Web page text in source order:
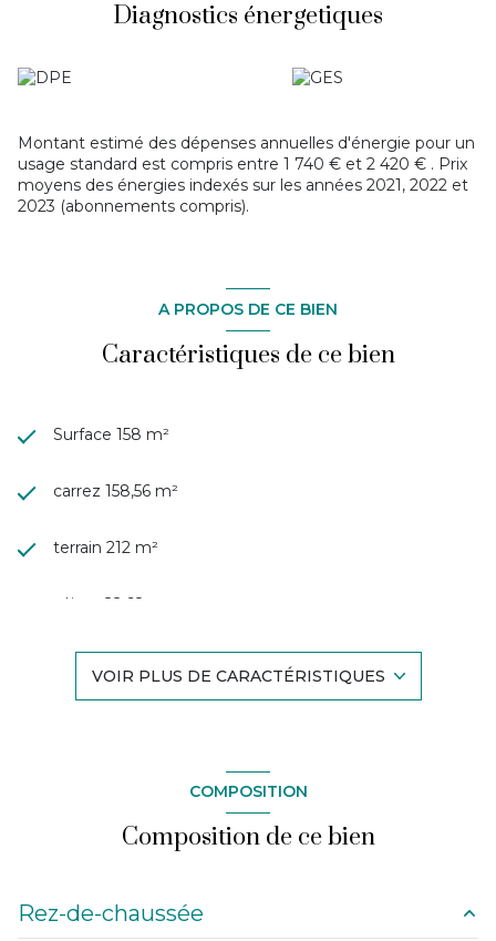
Diagnostics énergetiques
Montant estimé des dépenses annuelles d'énergie pour un
usage standard est compris entre 1 740 € et 2 420 € . Prix
moyens des énergies indexés sur les années 2021, 2022 et
2023 (abonnements compris).
A PROPOS DE CE BIEN
Caractéristiques de ce bien
Surface 158 m²
carrez 158,56 m²
terrain 212 m²
séjour 22,68 m²
cuisine américaine (semi-équipée)
VOIR PLUS DE CARACTÉRISTIQUES
COMPOSITION
Composition de ce bien
Rez-de-chaussée